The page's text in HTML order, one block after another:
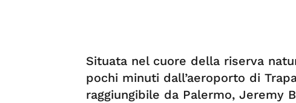
Situata nel cuore della riserva
pochi minuti dall’aeroporto di
raggiungibile da Palermo, Jeremy